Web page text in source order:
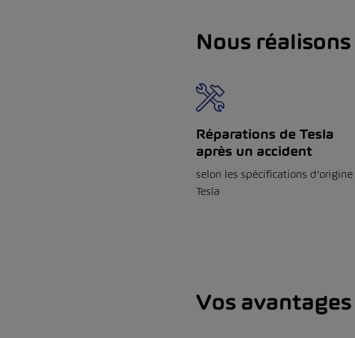
Nous
Réparations de Tesla
après un accident
selon les spécifications
Tesla
Vos avantages